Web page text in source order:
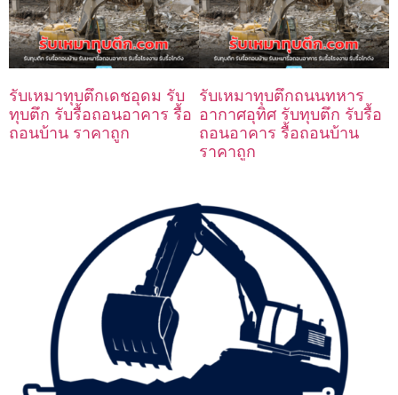
รับเหมาทุบตึกเดชอุดม รับ
ทุบตึก รับรื้อถอนอาคาร รื้อ
ถอนบ้าน ราคาถูก
รับเหมาทุบตึกถนนทหาร
อากาศอุทิศ รับทุบตึก รับรื้อ
ถอนอาคาร รื้อถอนบ้าน
ราคาถูก